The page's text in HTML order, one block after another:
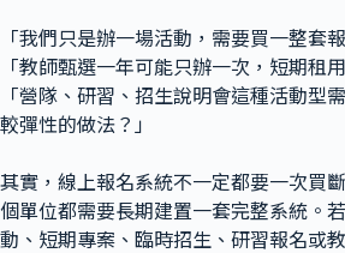
「我們只是辦一場活動，需要買一整套
「教師甄選一年可能只辦一次，短期租
「營隊、研習、招生說明會這種活動型
較彈性的做法？」
其實，線上報名系統不一定都要一次買
個單位都需要長期建置一套完整系統。
動、短期專案、臨時招生、研習報名或